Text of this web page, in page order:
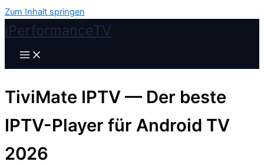
Zum Inhalt springen
iPerformanceTV
TiviMate IPTV — Der beste
IPTV-Player für Android TV
2026